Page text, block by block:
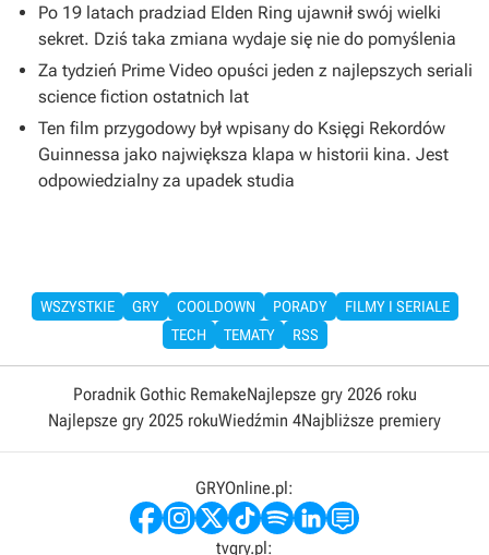
Po 19 latach pradziad Elden Ring ujawnił swój wielki
sekret. Dziś taka zmiana wydaje się nie do pomyślenia
Za tydzień Prime Video opuści jeden z najlepszych seriali
science fiction ostatnich lat
Ten film przygodowy był wpisany do Księgi Rekordów
Guinnessa jako największa klapa w historii kina. Jest
odpowiedzialny za upadek studia
WSZYSTKIE GRY COOLDOWN PORADY
FILMY I SERIALE
TECH
TEMATY RSS
Poradnik Gothic RemakeNajlepsze gry 2026 roku
Najlepsze gry 2025 rokuWiedźmin 4Najbliższe premiery
GRYOnline.pl:
tvgry.pl: